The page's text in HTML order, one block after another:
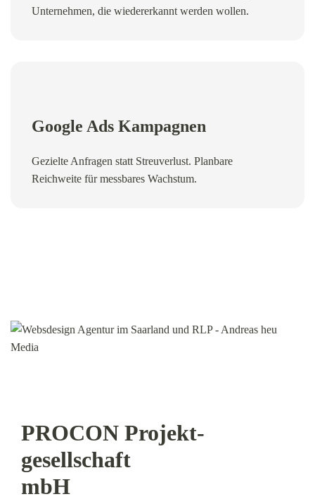
Unternehmen, die wiedererkannt werden wollen.
Google Ads Kampagnen
Gezielte Anfragen statt Streuverlust. Planbare
Reichweite für messbares Wachstum.
PROCON Projekt­
gesellschaft
mbH